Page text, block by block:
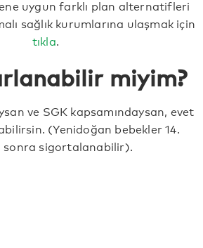
uygun farklı plan alternatifleri
sağlık kurumlarına ulaşmak için
tıkla.
miyim?
ve SGK kapsamındaysan, evet
(Yenidoğan bebekler 14.
sonra sigortalanabilir).